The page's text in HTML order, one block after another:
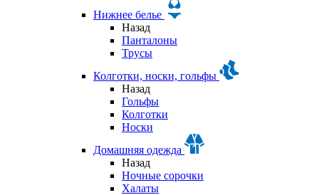
Нижнее белье
Назад
Панталоны
Трусы
Колготки, носки, гольфы
Назад
Гольфы
Колготки
Носки
Домашняя одежда
Назад
Ночные сорочки
Халаты